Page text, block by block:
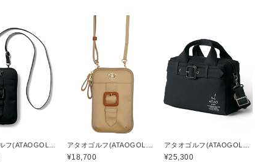
¥18,700 ¥25,300